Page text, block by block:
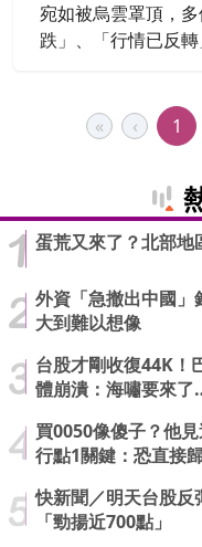
宛如被烏雲罩頂，
跌」、「行情已反
斷仍是「用賭徒的
則抱持長期主義，
« ‹ 1
蛋荒又來了？北部地
外資「急撤出中國」
大到難以想像
台股才剛收復44K！
體崩潰：海嘯要來
買0050像傻子？他
行點1關鍵：恐直接
快新聞／明天台股
「勁揚近700點」